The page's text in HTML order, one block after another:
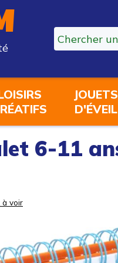
JOUETS
D'ÉVEIL
6-11
à voir